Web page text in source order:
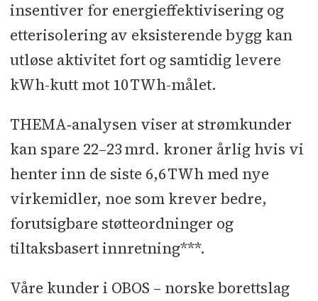
insentiver for energieffektivisering og
etterisolering av eksisterende bygg kan
utløse aktivitet fort og samtidig levere
kWh-kutt mot 10 TWh-målet.
THEMA‑analysen viser at strømkunder
kan spare 22–23 mrd. kroner årlig hvis vi
henter inn de siste 6,6 TWh med nye
virkemidler, noe som krever bedre,
forutsigbare støtteordninger og
tiltaksbasert innretning***.
Våre kunder i OBOS – norske borettslag